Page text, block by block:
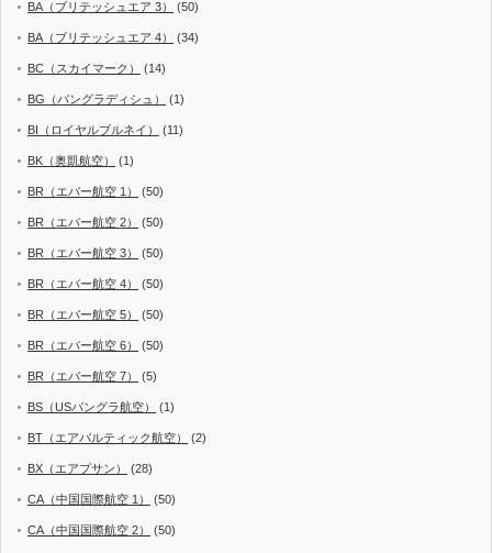
BA（ブリテッシュエア 3） (50)
BA（ブリテッシュエア 4） (34)
BC（スカイマーク） (14)
BG（バングラディシュ） (1)
BI（ロイヤルブルネイ） (11)
BK（奥凱航空） (1)
BR（エバー航空 1） (50)
BR（エバー航空 2） (50)
BR（エバー航空 3） (50)
BR（エバー航空 4） (50)
BR（エバー航空 5） (50)
BR（エバー航空 6） (50)
BR（エバー航空 7） (5)
BS（USバングラ航空） (1)
BT（エアバルティック航空） (2)
BX（エアプサン） (28)
CA（中国国際航空 1） (50)
CA（中国国際航空 2） (50)